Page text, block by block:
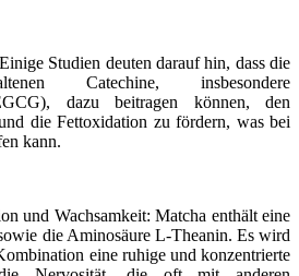
Studien deuten darauf hin, dass die
Catechine, insbesondere
dazu beitragen können, den
die Fettoxidation zu fördern, was bei
kann.
und Wachsamkeit: Matcha enthält eine
die Aminosäure L-Theanin. Es wird
eine ruhige und konzentrierte